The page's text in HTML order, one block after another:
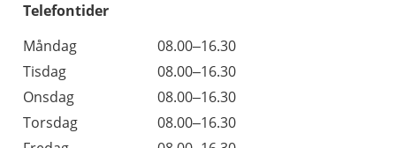
Telefontider
Måndag
08.00–16.30
Tisdag
08.00–16.30
Onsdag
08.00–16.30
Torsdag
08.00–16.30